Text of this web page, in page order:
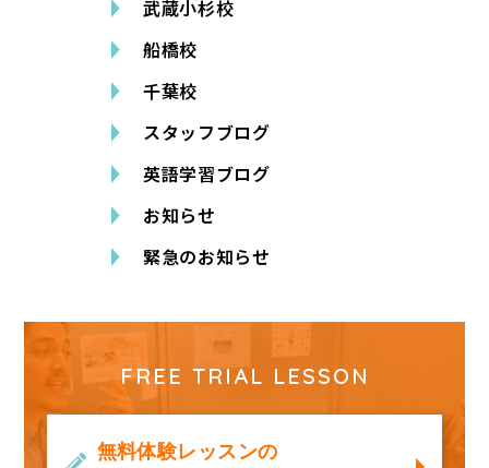
武蔵小杉校
船橋校
千葉校
スタッフブログ
英語学習ブログ
お知らせ
緊急のお知らせ
FREE TRIAL LESSON
無料体験レッスンの